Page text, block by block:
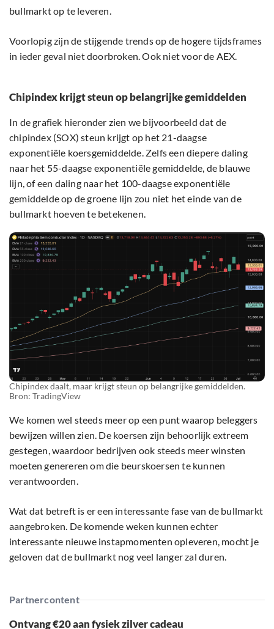
bullmarkt op te leveren.
Voorlopig zijn de stijgende trends op de hogere tijdsframes
in ieder geval niet doorbroken. Ook niet voor de AEX.
Chipindex krijgt steun op belangrijke gemiddelden
In de grafiek hieronder zien we bijvoorbeeld dat de
chipindex (SOX) steun krijgt op het 21-daagse
exponentiële koersgemiddelde. Zelfs een diepere daling
naar het 55-daagse exponentiële gemiddelde, de blauwe
lijn, of een daling naar het 100-daagse exponentiële
gemiddelde op de groene lijn zou niet het einde van de
bullmarkt hoeven te betekenen.
Chipindex daalt, maar krijgt steun op belangrijke gemiddelden.
Bron: TradingView
We komen wel steeds meer op een punt waarop beleggers
bewijzen willen zien. De koersen zijn behoorlijk extreem
gestegen, waardoor bedrijven ook steeds meer winsten
moeten genereren om die beurskoersen te kunnen
verantwoorden.
Wat dat betreft is er een interessante fase van de bullmarkt
aangebroken. De komende weken kunnen echter
interessante nieuwe instapmomenten opleveren, mocht je
geloven dat de bullmarkt nog veel langer zal duren.
Partnercontent
Ontvang €20 aan fysiek zilver cadeau